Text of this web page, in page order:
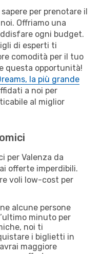
per prenotare il
Offriamo una
ogni budget.
di esperti ti
comodità per il tuo
questa opportunità!
la più grande
a noi per
al miglior
per Valenza da
offerte imperdibili.
voli low-cost per
alcune persone
minuto per
noi ti
i biglietti in
maggiore